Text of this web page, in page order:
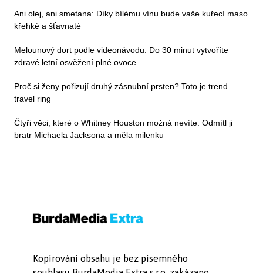
Ani olej, ani smetana: Díky bílému vínu bude vaše kuřecí maso
křehké a šťavnaté
Melounový dort podle videonávodu: Do 30 minut vytvoříte
zdravé letní osvěžení plné ovoce
Proč si ženy pořizují druhý zásnubní prsten? Toto je trend
travel ring
Čtyři věci, které o Whitney Houston možná nevíte: Odmítl ji
bratr Michaela Jacksona a měla milenku
Kopírování obsahu je bez písemného